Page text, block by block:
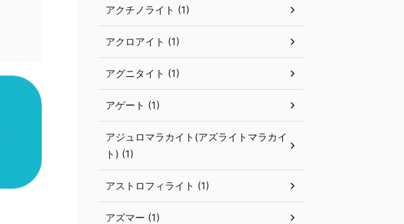
アクチノライト (1)
アクロアイト (1)
アグニタイト (1)
アゲート (1)
アジュロマラカイト(アズライトマラカイ
ト) (1)
アストロフィライト (1)
アズマー (1)